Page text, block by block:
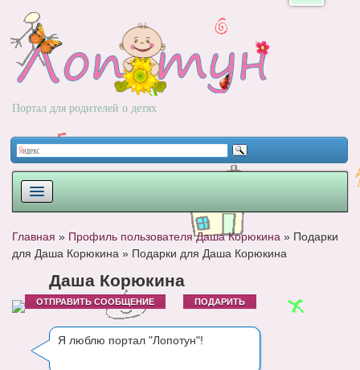
Портал для родителей о детях
РОДЫ
НОВОРОЖДЕННЫЙ
ВОПРОС-ОТВЕТ
Главная » Профиль пользователя Даша Корюкина » Подарки
для Даша Корюкина » Подарки для Даша Корюкина
Даша Корюкина
ОТПРАВИТЬ СООБЩЕНИЕ ПОДАРИТЬ
Я люблю портал "Лопотун"!